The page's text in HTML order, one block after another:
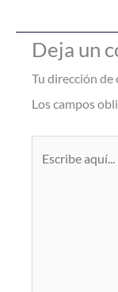
Deja un
Tu dirección de
Los campos